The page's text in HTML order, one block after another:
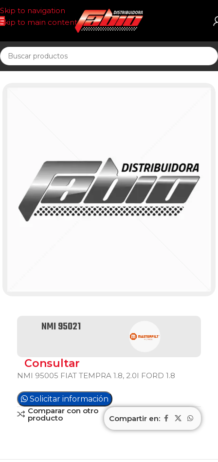
Skip to navigation
Skip to main content
Inicio FILTROS INYECCION
NMI 95021
Consultar
NMI 95005 FIAT TEMPRA 1.8, 2.0I FORD 1.8
Solicitar información
Comparar con otro
producto Compartir en: